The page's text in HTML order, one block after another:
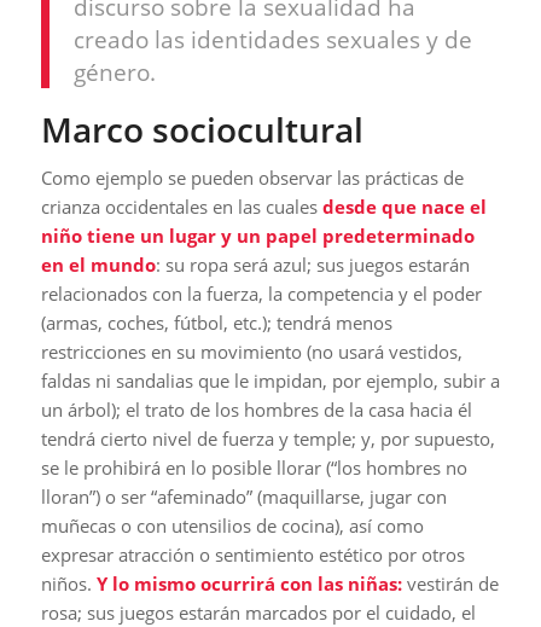
discurso sobre la sexualidad ha
creado las identidades sexuales y de
género.
Marco sociocultural
Como ejemplo se pueden observar las prácticas de
crianza occidentales en las cualesdesde que nace el
niño tiene un lugar y un papel predeterminado
en el mundo: su ropa será azul; sus juegos estarán
relacionados con la fuerza, la competencia y el poder
(armas, coches, fútbol, etc.); tendrá menos
restricciones en su movimiento (no usará vestidos,
faldas ni sandalias que le impidan, por ejemplo, subir a
un árbol); el trato de los hombres de la casa hacia él
tendrá cierto nivel de fuerza y temple; y, por supuesto,
se le prohibirá en lo posible llorar (“los hombres no
lloran”) o ser “afeminado” (maquillarse, jugar con
muñecas o con utensilios de cocina), así como
expresar atracción o sentimiento estético por otros
niños. Y lo mismo ocurrirá con las niñas:vestirán de
rosa; sus juegos estarán marcados por el cuidado, el